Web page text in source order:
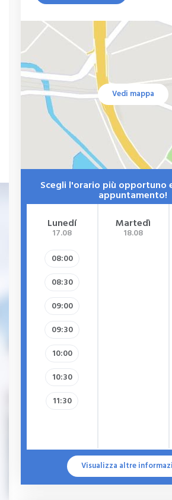
Vedi mappa
Scegli l'orario più opportuno
appuntamento!
Lunedí
17.08
08:00
08:30
09:00
09:30
10:00
10:30
11:30
Martedì
18.08
Visualizza altre